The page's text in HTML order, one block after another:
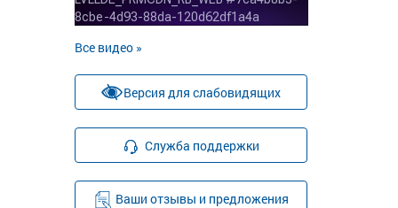
Все видео »
Версия для слабовидящих
Служба поддержки
Ваши отзывы и предложения